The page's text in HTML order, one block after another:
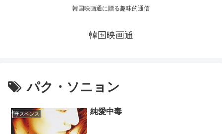
韓国映画通に贈る趣味的通信
韓国映画通
パク・ソニョン
サスペンス 純愛中毒